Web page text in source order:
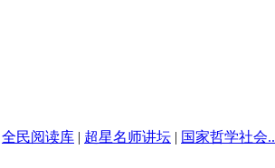
全民阅读库 | 超星名师讲坛 | 国家哲学社会..